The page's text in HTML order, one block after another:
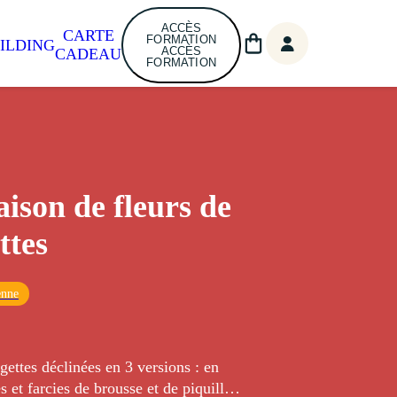
CARTE
CADEAU
ACCÈS
FORMATION
ACCÈS
FORMATION
de fleurs de
déclinées en 3 versions : en
et farcies de brousse et de piquillos